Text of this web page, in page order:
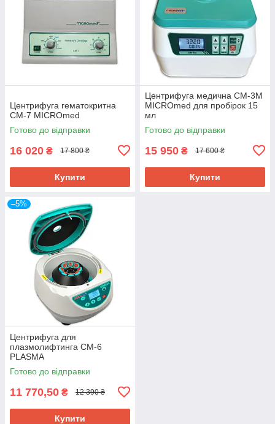
Центрифуга гематокритна
CM-7 MICROmed
Готово до відправки
16 020 ₴ 17 800 ₴
Купити
Центрифуга медична CM-3M
MICROmed для пробірок 15
мл
Готово до відправки
15 950 ₴ 17 600 ₴
Купити
–5%
Центрифуга для
плазмолифтинга CM-6
PLASMA
Готово до відправки
11 770,50 ₴ 12 390 ₴
Купити